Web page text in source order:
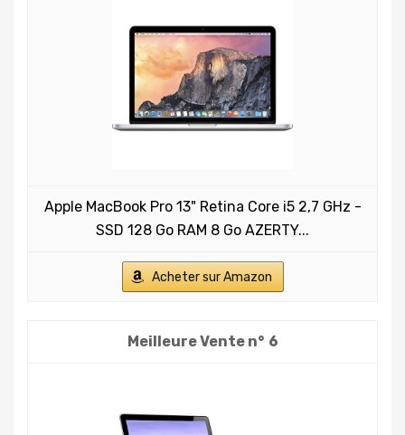
Apple MacBook Pro 13" Retina Core i5 2,7 GHz -
SSD 128 Go RAM 8 Go AZERTY...
Acheter sur Amazon
6